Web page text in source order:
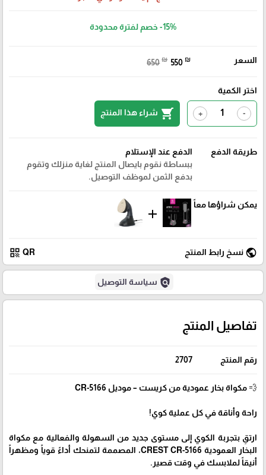
-15% خصم لفترة محدودة
السعر 650 ₪ 550 ₪
اختر الكمية
-
+
shopping_cart شراء هذا المنتج
طريقة الدفع
الدفع عند الإستلام
ببساطة نقوم بايصال المنتج لغاية منزلك وتقوم
بدفع الثمن لموظف التوصيل.
يمكن شراؤها معاً
add
public نسخ رابط المنتج QR
qr_code
policy سياسة التوصيل
تفاصيل المنتج
رقم المنتج 2707
💨 مكواة بخار عمودية من كريست – موديل CR-5166
راحة وأناقة في كل عملية كوي!
ارتقِ بتجربة الكوي إلى مستوى جديد من السهولة والفعالية مع مكواة
البخار العمودية CREST CR-5166، المصممة لتمنحك أداءً قوياً ومظهراً
أنيقاً لملابسك في وقت قصير.